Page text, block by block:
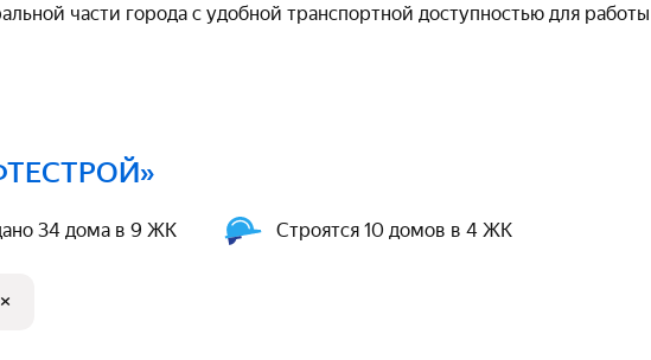
части города с удобной транспортной доступностью для работы
34 дома в 9 ЖК Строятся 10 домов в 4 ЖК